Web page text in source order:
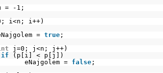
= -1;
i<n; i++)
= true ;
j=0; j<n; j++)
if
(p[i] < p[j])
eNajgolem = false ;